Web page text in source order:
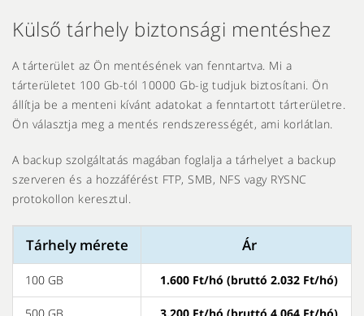
Külső tárhely biztonsági mentéshez
A tárterület az Ön mentésének van fenntartva. Mi a
tárterületet 100 Gb-tól 10000 Gb-ig tudjuk biztosítani. Ön
állítja be a menteni kívánt adatokat a fenntartott tárterületre.
Ön választja meg a mentés rendszerességét, ami korlátlan.
A backup szolgáltatás magában foglalja a tárhelyet a backup
szerveren és a hozzáférést FTP, SMB, NFS vagy RYSNC
protokollon keresztul.
Tárhely mérete Ár
100 GB 1.600 Ft/hó (bruttó 2.032 Ft/hó)
500 GB 3.200 Ft/hó (bruttó 4.064 Ft/hó)